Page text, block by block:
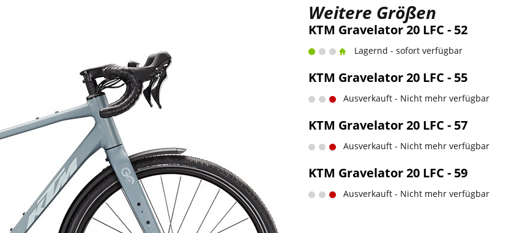
Weitere Größen
KTM Gravelator 20 LFC - 52
Lagernd - sofort verfügbar
KTM Gravelator 20 LFC - 55
Ausverkauft - Nicht mehr verfügbar
KTM Gravelator 20 LFC - 57
Ausverkauft - Nicht mehr verfügbar
KTM Gravelator 20 LFC - 59
Ausverkauft - Nicht mehr verfügbar